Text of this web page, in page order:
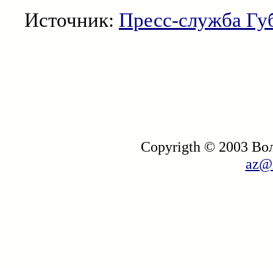
Источник: Пресс-служба
Copyrigth © 2003